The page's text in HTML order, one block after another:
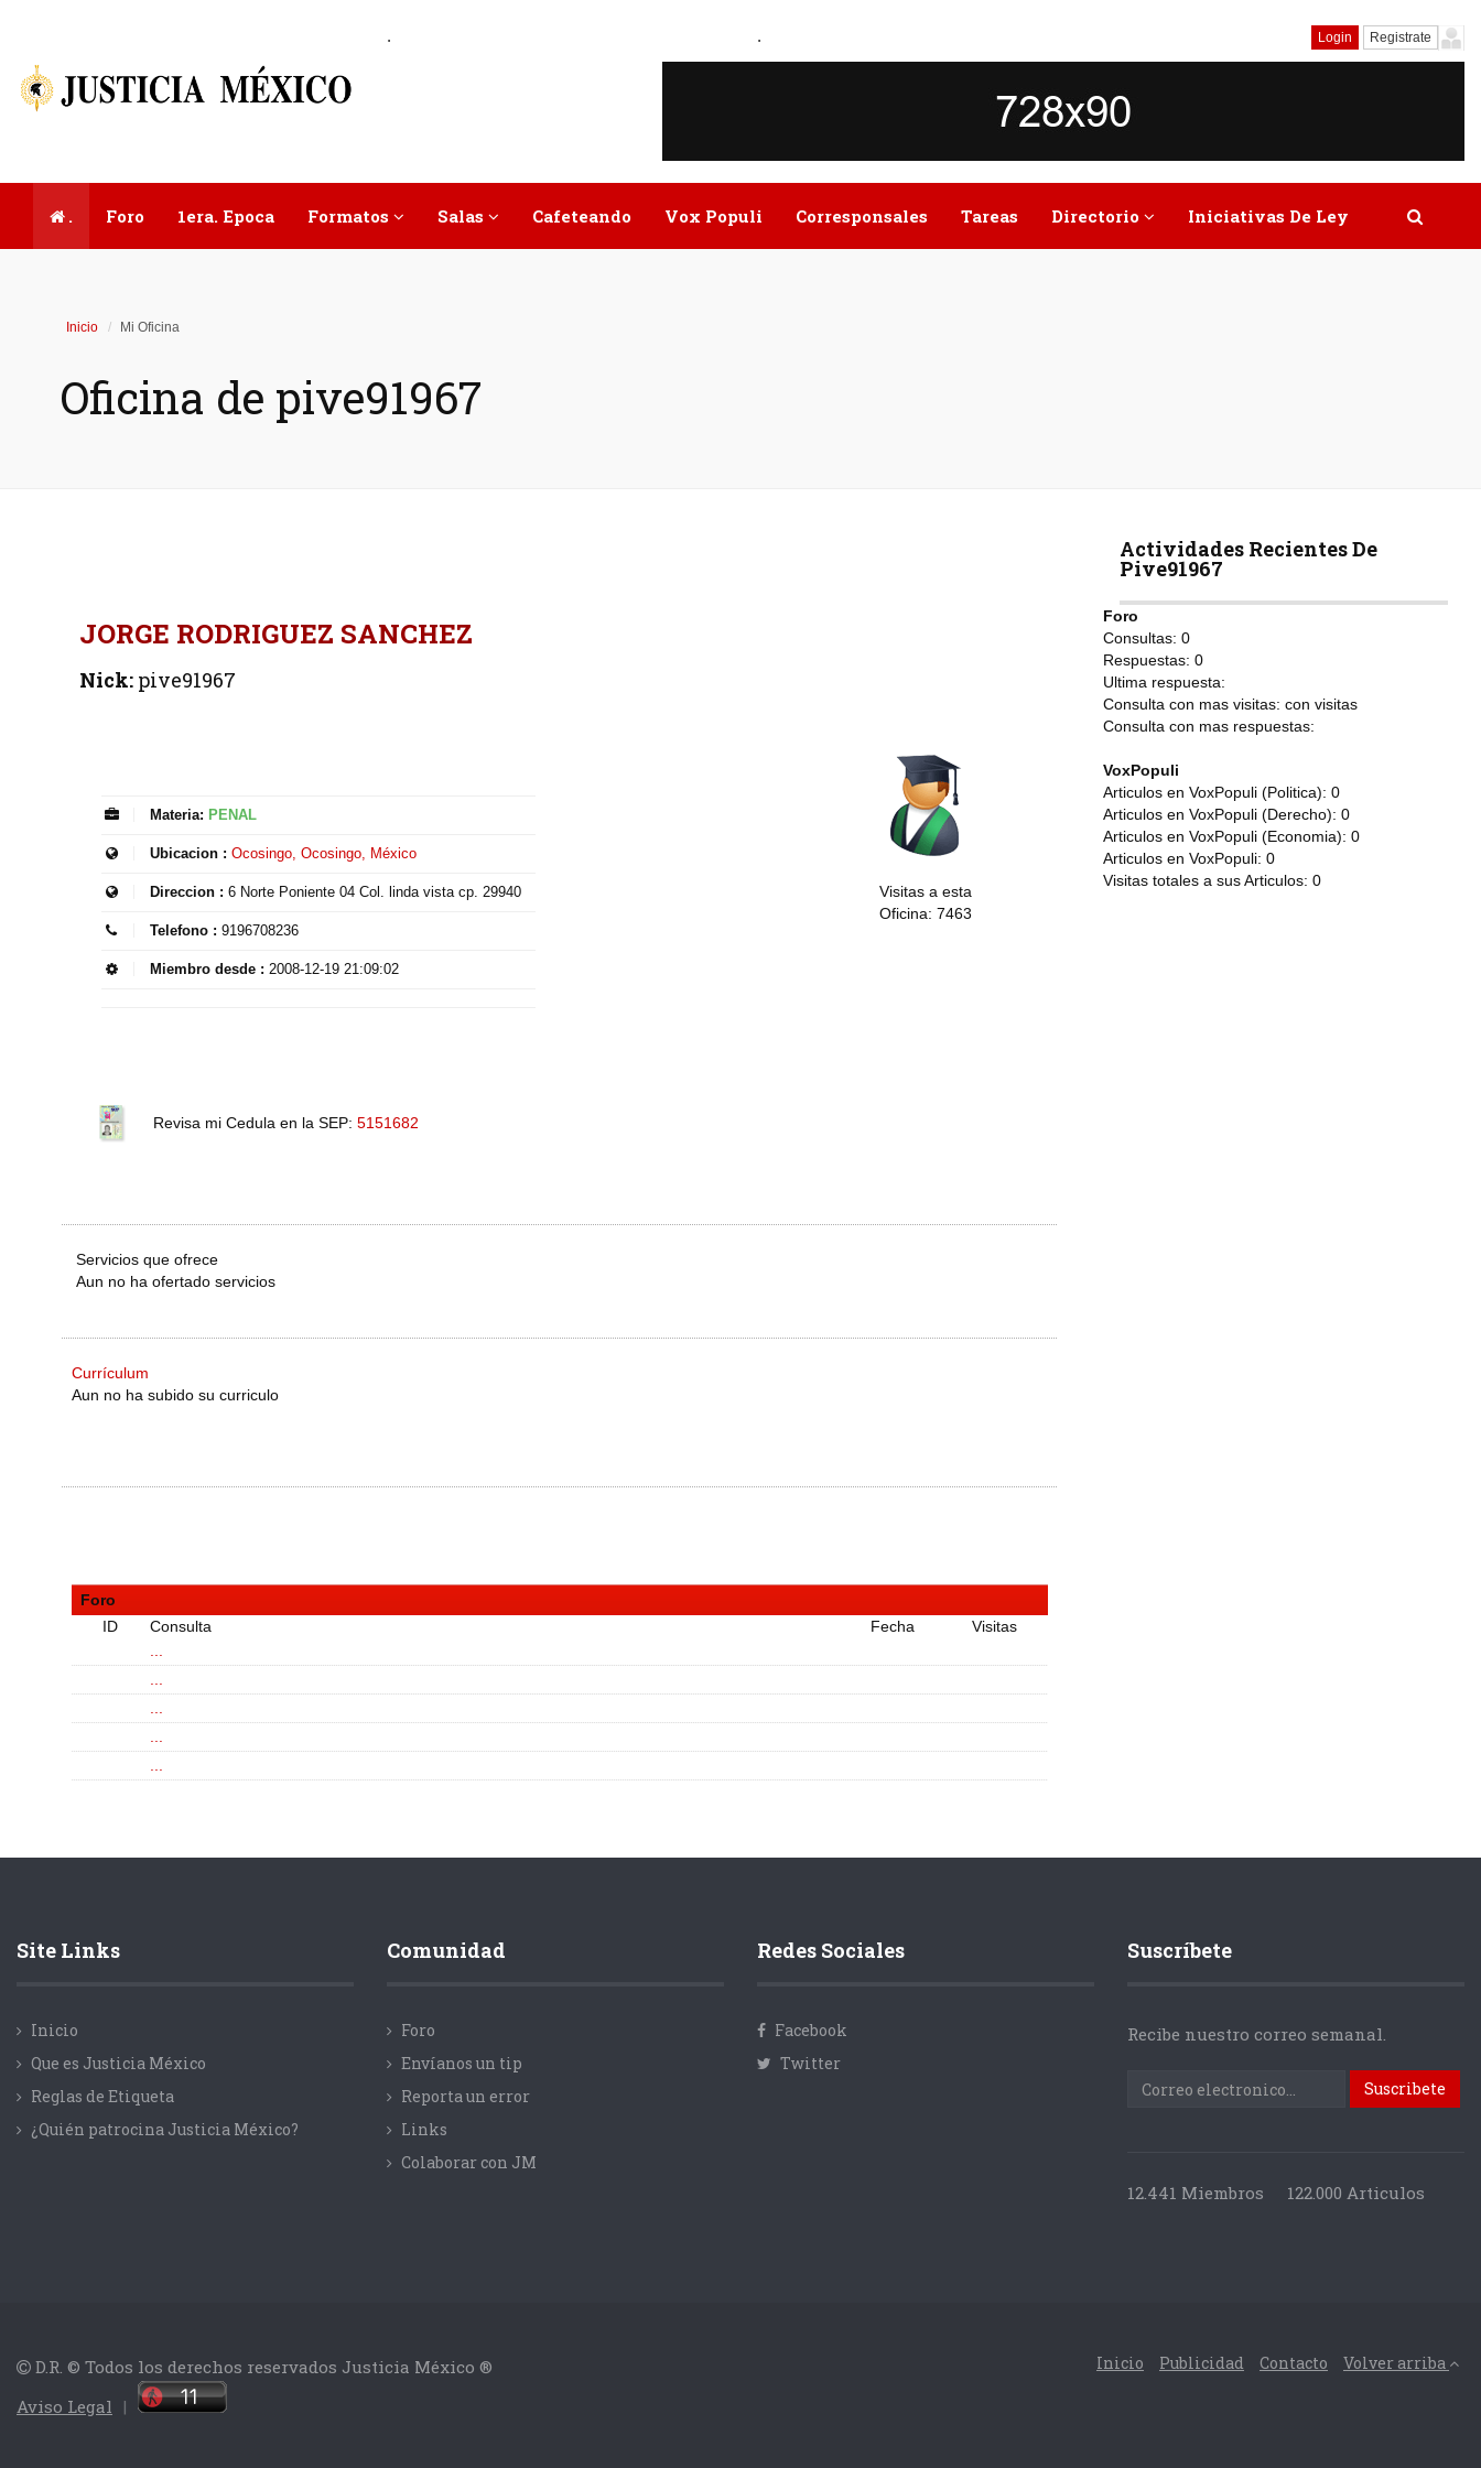
. . Login Registrate
. Foro 1era. Epoca Formatos Salas Cafeteando Vox Populi Corresponsales Tareas Directorio Iniciativas De Ley
Inicio Mi Oficina
Oficina de pive91967
JORGE RODRIGUEZ SANCHEZ
Nick:pive91967
Materia: PENAL
Ubicacion : Ocosingo, Ocosingo, México
Direccion : 6 Norte Poniente 04 Col. linda vista cp. 29940
Telefono : 9196708236
Miembro desde : 2008-12-19 21:09:02
Visitas a esta
Oficina: 7463
Revisa mi Cedula en la SEP: 5151682
Servicios que ofrece
Aun no ha ofertado servicios
Currículum
Aun no ha subido su curriculo
Foro
ID
Consulta Fecha
Visitas
Actividades Recientes De
Pive91967
Foro
Consultas: 0
Respuestas: 0
Ultima respuesta:
Consulta con mas visitas: con visitas
Consulta con mas respuestas:
VoxPopuli
Articulos en VoxPopuli (Politica): 0
Articulos en VoxPopuli (Derecho): 0
Articulos en VoxPopuli (Economia): 0
Articulos en VoxPopuli: 0
Visitas totales a sus Articulos: 0
Site Links
Inicio
Que es Justicia México
Reglas de Etiqueta
¿Quién patrocina Justicia México?
Comunidad
Foro
Envíanos un tip
Reporta un error
Links
Colaborar con JM
Redes Sociales
Facebook
Twitter
Suscríbete
Recibe nuestro correo semanal.
12.441 Miembros 122.000 Articulos
D.R. © Todos los derechos reservados Justicia México ®
Aviso Legal |
Inicio Publicidad Contacto Volver arriba